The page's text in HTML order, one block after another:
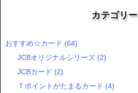
カテゴリー
おすすめ☆カード (64)
JCBオリジナルシリーズ (2)
JCBカード (2)
Ｔポイントがたまるカード (4)